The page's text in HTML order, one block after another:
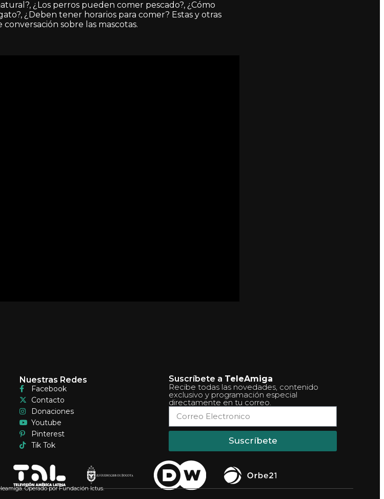
¿Los perros pueden comer pescado?, ¿Cómo
¿Deben tener horarios para comer? Estas y otras
sobre las mascotas.
Nuestras Redes
Facebook
Contacto
Donaciones
Youtube
Pinterest
Tik Tok
Suscríbete a TeleAmiga
Recibe todas las novedades, contenido
exclusivo y programación especial
directamente en tu correo.
Suscríbete
Operado por Fundación Ictus.